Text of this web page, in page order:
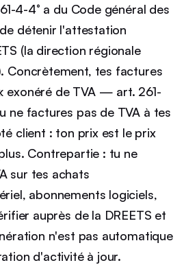
4-4° a du Code général des
détenir l'attestation
(la direction régionale
Concrètement, tes factures
exonéré de TVA — art. 261-
ne factures pas de TVA à tes
client : ton prix est le prix
Contrepartie : tu ne
sur tes achats
abonnements logiciels,
auprès de la DREETS et
n'est pas automatique
d'activité à jour.